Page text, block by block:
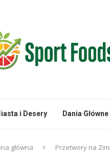
i Desery Dania Główne
główna Przetwory na